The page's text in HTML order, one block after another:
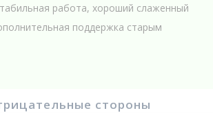
работа, хороший слаженный
поддержка старым
стороны